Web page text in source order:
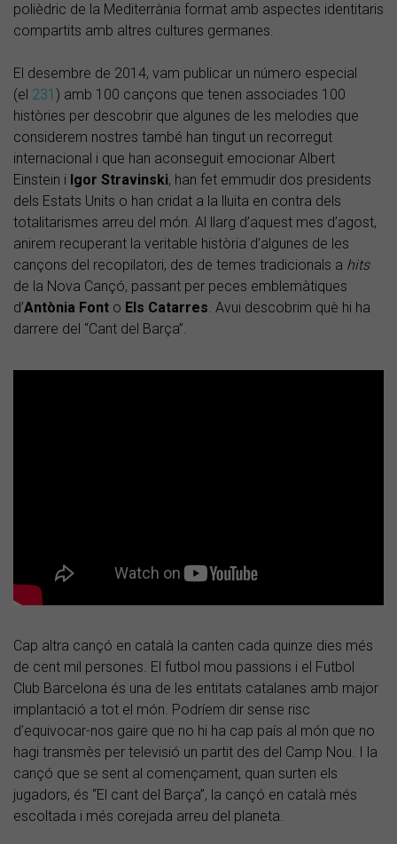
polièdric de la Mediterrània format amb aspectes identitaris
compartits amb altres cultures germanes.
El desembre de 2014, vam publicar un número especial
(el 231 ) amb 100 cançons que tenen associades 100
històries per descobrir que algunes de les melodies que
considerem nostres també han tingut un recorregut
internacional i que han aconseguit emocionar Albert
Einstein i Igor Stravinski, han fet emmudir dos presidents
dels Estats Units o han cridat a la lluita en contra dels
totalitarismes arreu del món. Al llarg d’aquest mes d’agost,
anirem recuperant la veritable història d’algunes de les
cançons del recopilatori, des de temes tradicionals a hits
de la Nova Cançó, passant per peces emblemàtiques
d’Antònia Font o Els Catarres. Avui descobrim què hi ha
darrere del “Cant del Barça”.
Cap altra cançó en català la canten cada quinze dies més
de cent mil persones. El futbol mou passions i el Futbol
Club Barcelona és una de les entitats catalanes amb major
implantació a tot el món. Podríem dir sense risc
d’equivocar-nos gaire que no hi ha cap país al món que no
hagi transmès per televisió un partit des del Camp Nou. I la
cançó que se sent al començament, quan surten els
jugadors, és “El cant del Barça”, la cançó en català més
escoltada i més corejada arreu del planeta.